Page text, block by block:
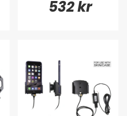
SM-A500/J3 2017
(J330F, J330G)
532 kr